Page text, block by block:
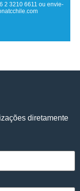
2 3210 6611 ou envie-
diretamente